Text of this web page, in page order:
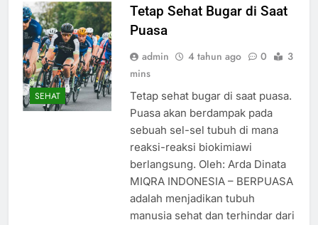
SEHAT
Tetap Sehat Bugar di Saat
Puasa
admin 4 tahun ago 0
3
mins
Tetap sehat bugar di saat puasa.
Puasa akan berdampak pada
sebuah sel-sel tubuh di mana
reaksi-reaksi biokimiawi
berlangsung. Oleh: Arda Dinata
MIQRA INDONESIA – BERPUASA
adalah menjadikan tubuh
manusia sehat dan terhindar dari